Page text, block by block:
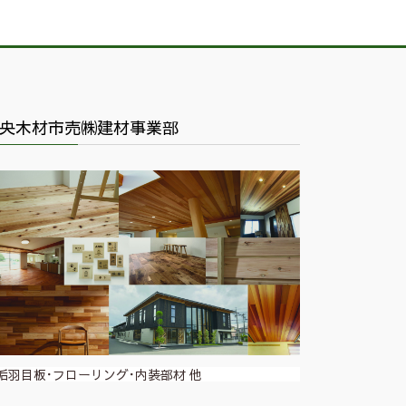
木材市売㈱建材事業部
羽目板･フローリング･内装部材 他